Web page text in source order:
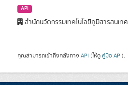
API
สำนักนวัตกรรมเทคโนโลยีภูมิสารสนเทศ
คุณสามารถเข้าถึงคลังทาง API (ให้ดู คู่มือ API).